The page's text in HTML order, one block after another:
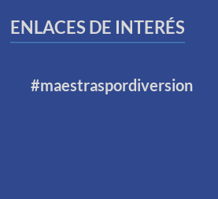
ENLACES DE INTERÉS
#maestraspordiversion